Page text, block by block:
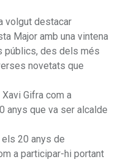
volgut destacar
Major amb una vintena
públics, des dels més
novetats que
Gifra com a
anys que va ser alcalde
20 anys de
a participar-hi portant